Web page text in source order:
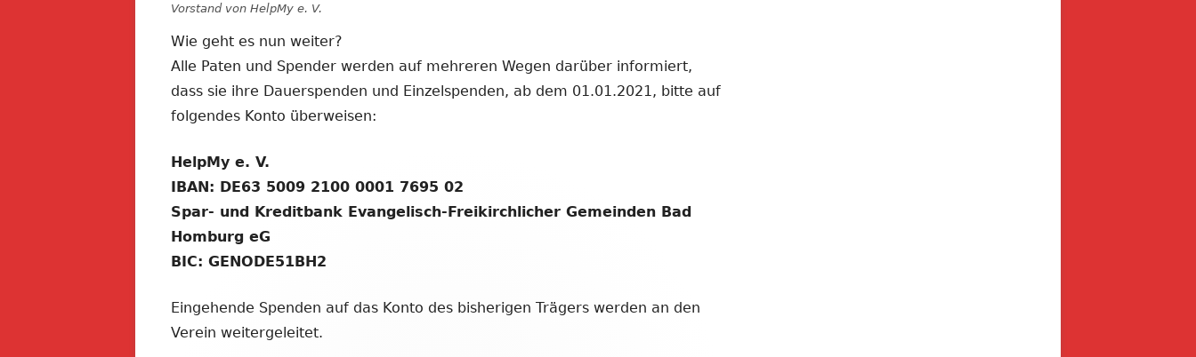
Vorstand von HelpMy e. V.
Wie geht es nun weiter?
Alle Paten und Spender werden auf mehreren Wegen darüber informiert,
dass sie ihre Dauerspenden und Einzelspenden, ab dem 01.01.2021, bitte auf
folgendes Konto überweisen:
HelpMy e. V.
IBAN: DE63 5009 2100 0001 7695 02
Spar- und Kreditbank Evangelisch-Freikirchlicher Gemeinden Bad
Homburg eG
BIC: GENODE51BH2
Eingehende Spenden auf das Konto des bisherigen Trägers werden an den
Verein weitergeleitet.